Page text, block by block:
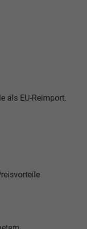
als EU-Reimport.